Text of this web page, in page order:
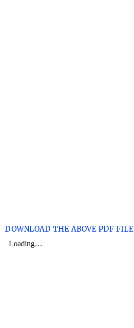
DOWNLOAD THE ABOVE PDF FILE